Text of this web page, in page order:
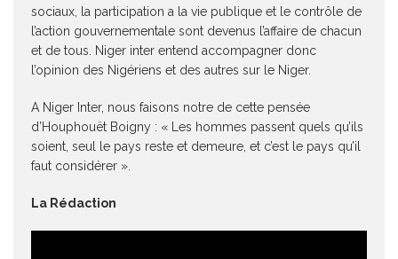
sociaux, la participation a la vie publique et le contrôle de
l’action gouvernementale sont devenus l’affaire de chacun
et de tous. Niger inter entend accompagner donc
l’opinion des Nigériens et des autres sur le Niger.
A Niger Inter, nous faisons notre de cette pensée
d’Houphouët Boigny : « Les hommes passent quels qu’ils
soient, seul le pays reste et demeure, et c’est le pays qu’il
faut considérer ».
La Rédaction